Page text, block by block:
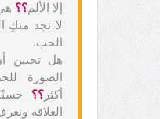
إلا الألم؟؟
لا تجد منكِ
الحب.
هل تحبين
الصورة
أكثر ؟؟
العلاقة